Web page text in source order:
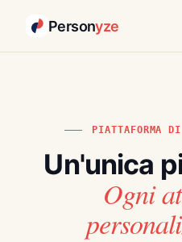
Personyze
PIATTAFORMA
Un'unica
Ogni